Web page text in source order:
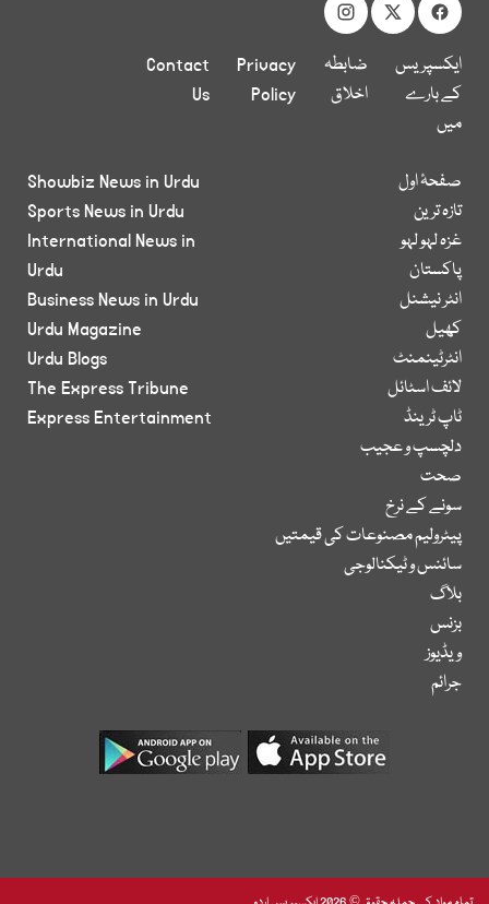
ایکسپریس
کے بارے
میں
ضابطہ
اخلاق
Privacy
Policy
Contact
Us
صفحۂ اول
تازہ ترین
غزہ لہو لہو
پاکستان
انٹر نیشنل
کھیل
انٹرٹینمنٹ
لائف اسٹائل
ٹاپ ٹرینڈ
دلچسپ و عجیب
صحت
سونے کے نرخ
پیٹرولیم مصنوعات کی قیمتیں
سائنس و ٹیکنالوجی
بلاگ
بزنس
ویڈیوز
جرائم
Showbiz News in Urdu
Sports News in Urdu
International News in
Urdu
Business News in Urdu
Urdu Magazine
Urdu Blogs
The Express Tribune
Express Entertainment